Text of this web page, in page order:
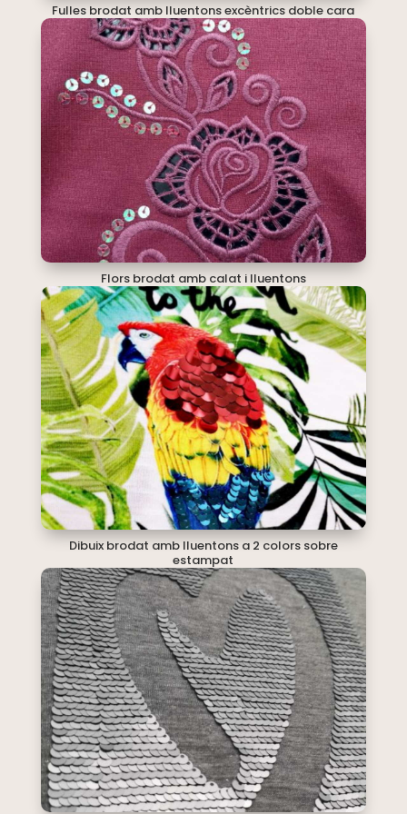
Fulles brodat amb lluentons excèntrics doble cara
Flors brodat amb calat i lluentons
Dibuix brodat amb lluentons a 2 colors sobre
estampat